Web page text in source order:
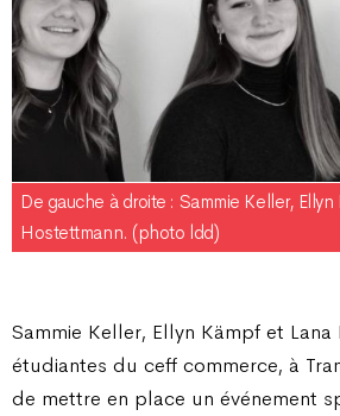
De gauche à droite : Sammie Keller,
Hostettmann. (photo ldd)
Sammie Keller, Ellyn Kämpf et
étudiantes du ceff commerce, à
de mettre en place un événement